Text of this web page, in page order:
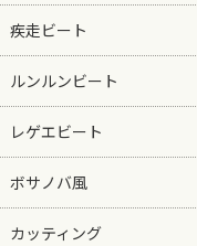
疾走ビート
ルンルンビート
レゲエビート
ボサノバ風
カッティング